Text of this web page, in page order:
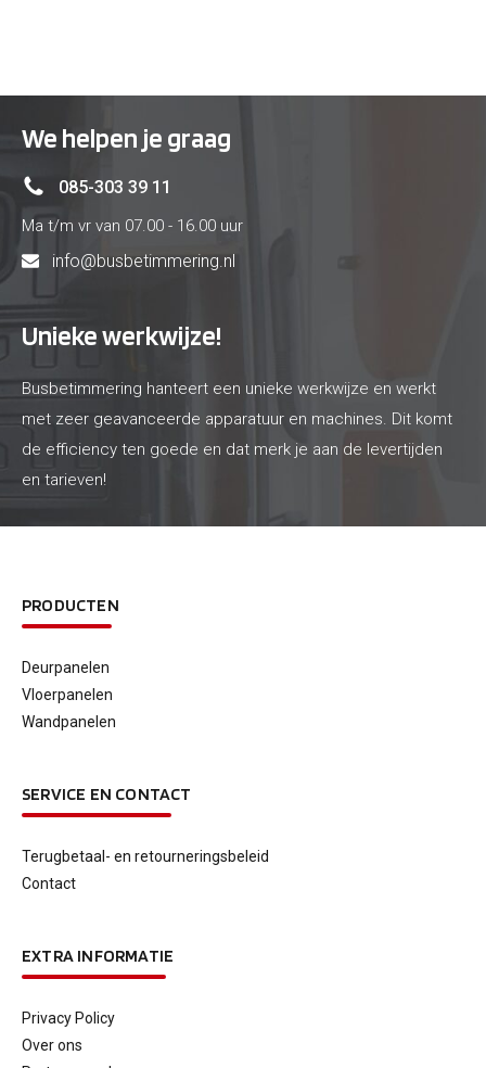
We helpen je graag
085-303 39 11
Ma t/m vr van 07.00 - 16.00 uur
info@busbetimmering.nl
Unieke werkwijze!
Busbetimmering hanteert een unieke werkwijze en werkt
met zeer geavanceerde apparatuur en machines. Dit komt
de efficiency ten goede en dat merk je aan de levertijden
en tarieven!
PRODUCTEN
Deurpanelen
Vloerpanelen
Wandpanelen
SERVICE EN CONTACT
Terugbetaal- en retourneringsbeleid
Contact
EXTRA INFORMATIE
Privacy Policy
Over ons